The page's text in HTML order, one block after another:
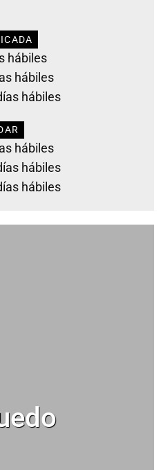
hábiles
hábiles
hábiles
hábiles
hábiles
hábiles